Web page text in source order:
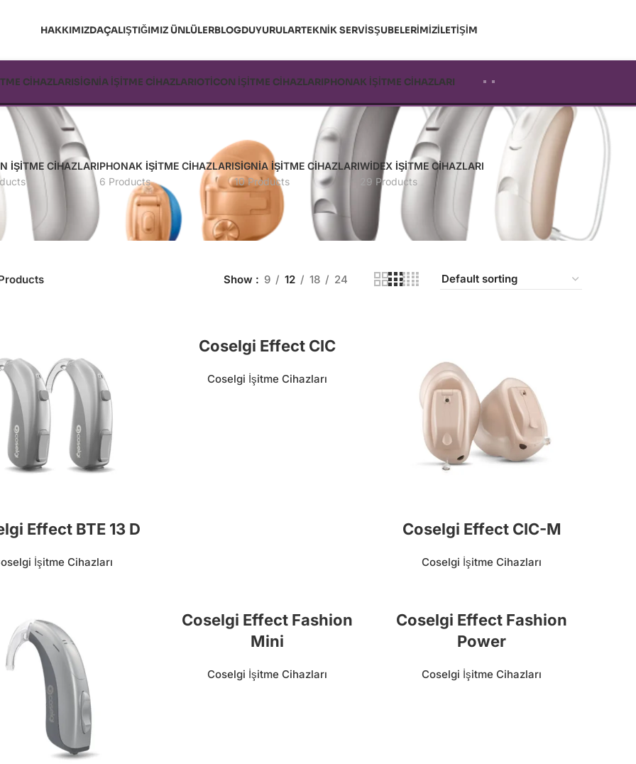
HAKKIMIZDAÇALIŞTIĞIMIZ ÜNLÜLERBLOGDUYURULARTEKNIK SERVISŞUBELERIMIZİLETIŞIM
CİHAZLARISİGNİA İŞİTME CİHAZLARIOTİCON İŞİTME CİHAZLARIPHONAK İŞİTME CİHAZLARI
İŞITME CIHAZLARIPHONAK İŞITME CIHAZLARI
6 Products
SIGNIA İŞITME CIHAZLARI
10 Products
WIDEX İŞITME CIHAZLARI
29 Products
Show 9 12 18 24
Effect BTE 13 D
İşitme Cihazları
Coselgi Effect CIC
Coselgi İşitme Cihazları
Coselgi Effect CIC-M
Coselgi İşitme Cihazları
Coselgi Effect Fashion
Mini
Coselgi İşitme Cihazları
Coselgi Effect Fashion
Power
Coselgi İşitme Cihazları